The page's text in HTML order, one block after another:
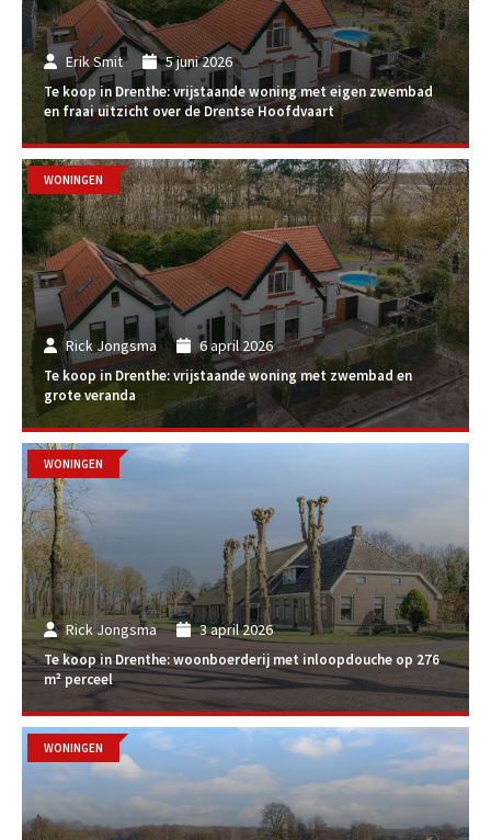
Erik Smit 5 juni 2026
Te koop in Drenthe: vrijstaande woning met eigen zwembad
en fraai uitzicht over de Drentse Hoofdvaart
Rick Jongsma 6 april 2026
Te koop in Drenthe: vrijstaande woning met zwembad en
grote veranda
WONINGEN
Rick Jongsma 3 april 2026
Te koop in Drenthe: woonboerderij met inloopdouche op 276
m² perceel
WONINGEN
WONINGEN